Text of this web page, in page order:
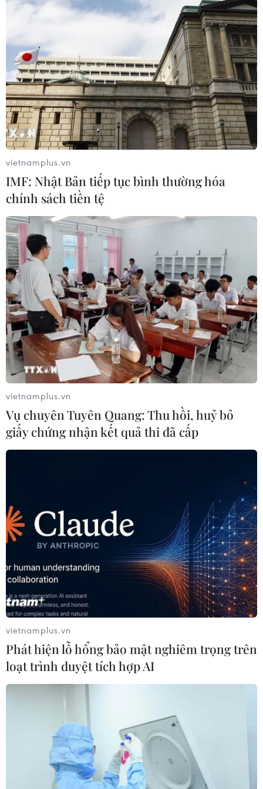
TIN CÙNG CHUYÊN MỤC
Nga thông báo tấn công căn
vietnamplus.vn
IMF: Nhật Bản tiếp tục bình thường hóa
chính sách tiền tệ
vietnamplus.vn
Vụ chuyên Tuyên Quang: Thu hồi, huỷ bỏ
giấy chứng nhận kết quả thi đã cấp
vietnamplus.vn
Phát hiện lỗ hổng bảo mật nghiêm trọng trên
loạt trình duyệt tích hợp AI